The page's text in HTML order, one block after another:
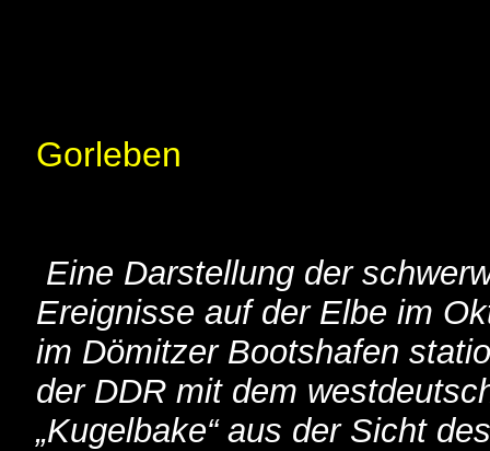
Gorleben
Eine Darstellung der
Ereignisse auf der Elbe im
im Dömitzer Bootshafen
der DDR mit dem
„Kugelbake“ aus der Sicht